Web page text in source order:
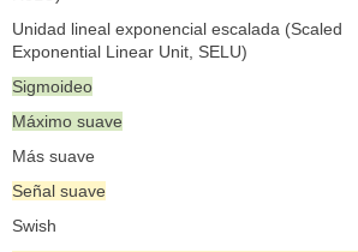
Unidad lineal exponencial escalada (Scaled
Exponential Linear Unit, SELU)
Sigmoideo
Máximo suave
Más suave
Señal suave
Swish